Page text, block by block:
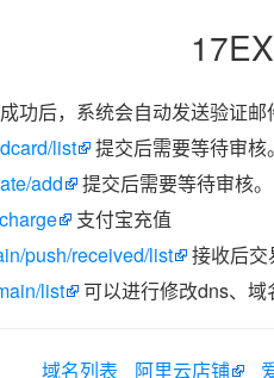
功后，系统会自动发送验证邮
list
提交后需要等待审核。
add
提交后需要等待审核。
支付宝充值
push/received/list
接收后交
list 可以进行修改dns、域
域名列表 阿里云店铺